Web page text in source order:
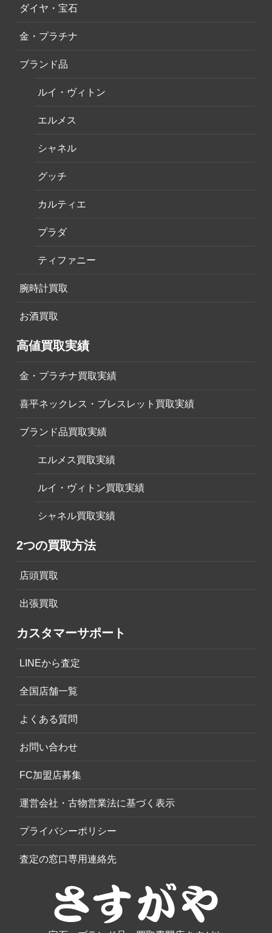
ダイヤ・宝石
金・プラチナ
ブランド品
ルイ・ヴィトン
エルメス
シャネル
グッチ
カルティエ
プラダ
ティファニー
腕時計買取
お酒買取
高値買取実績
金・プラチナ買取実績
喜平ネックレス・ブレスレット買取実績
ブランド品買取実績
エルメス買取実績
ルイ・ヴィトン買取実績
シャネル買取実績
2つの買取方法
店頭買取
出張買取
カスタマーサポート
LINEから査定
全国店舗一覧
よくある質問
お問い合わせ
FC加盟店募集
運営会社・古物営業法に基づく表示
プライバシーポリシー
査定の窓口専用連絡先